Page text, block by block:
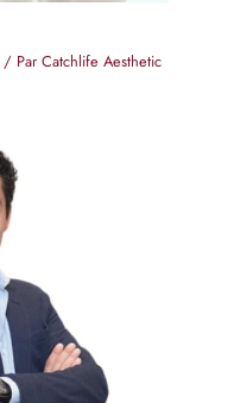
/ ParCatchlife Aesthetic